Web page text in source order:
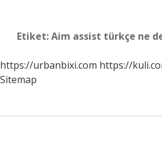
Etiket:Aim assist türkçe ne
https://urbanbixi.com https://
Sitemap